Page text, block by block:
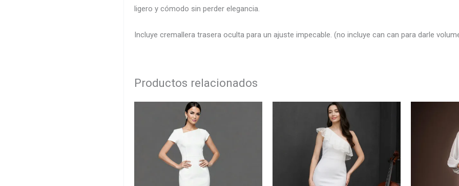
ligero y cómodo sin perder elegancia.
Incluye cremallera trasera oculta para un ajuste impecable. (no incluye can can para darle
Productos relacionados